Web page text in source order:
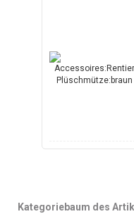
Kategoriebaum des